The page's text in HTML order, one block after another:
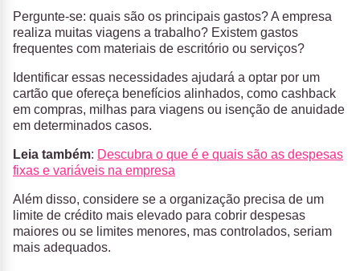
Pergunte-se: quais são os principais gastos? A empresa
realiza muitas viagens a trabalho? Existem gastos
frequentes com materiais de escritório ou serviços?
Identificar essas necessidades ajudará a optar por um
cartão que ofereça benefícios alinhados, como cashback
em compras, milhas para viagens ou isenção de anuidade
em determinados casos.
Leia também: Descubra o que é e quais são as despesas
fixas e variáveis na empresa
Além disso, considere se a organização precisa de um
limite de crédito mais elevado para cobrir despesas
maiores ou se limites menores, mas controlados, seriam
mais adequados.